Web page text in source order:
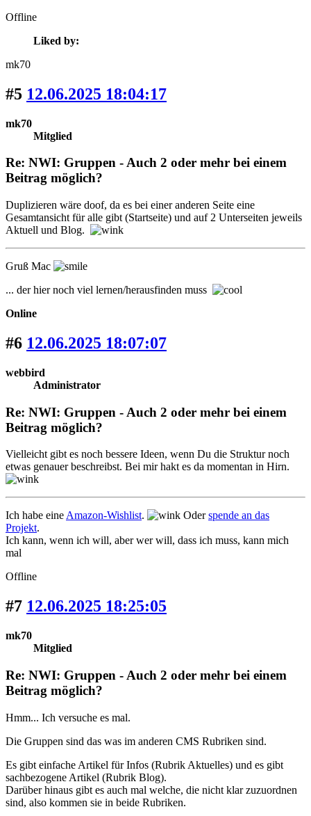
Offline
Liked by:
mk70
#5 12.06.2025 18:04:17
mk70
Mitglied
Re: NWI: Gruppen - Auch 2 oder mehr bei einem
Beitrag möglich?
Duplizieren wäre doof, da es bei einer anderen Seite eine
Gesamtansicht für alle gibt (Startseite) und auf 2 Unterseiten jeweils
Aktuell und Blog.
Gruß Mac
... der hier noch viel lernen/herausfinden muss
Online
#6 12.06.2025 18:07:07
webbird
Administrator
Re: NWI: Gruppen - Auch 2 oder mehr bei einem
Beitrag möglich?
Vielleicht gibt es noch bessere Ideen, wenn Du die Struktur noch
etwas genauer beschreibst. Bei mir hakt es da momentan in Hirn.
Ich habe eine Amazon-Wishlist. Oderspende an das
Projekt.
Ich kann, wenn ich will, aber wer will, dass ich muss, kann mich
mal
Offline
#7 12.06.2025 18:25:05
mk70
Mitglied
Re: NWI: Gruppen - Auch 2 oder mehr bei einem
Beitrag möglich?
Hmm... Ich versuche es mal.
Die Gruppen sind das was im anderen CMS Rubriken sind.
Es gibt einfache Artikel für Infos (Rubrik Aktuelles) und es gibt
sachbezogene Artikel (Rubrik Blog).
Darüber hinaus gibt es auch mal welche, die nicht klar zuzuordnen
sind, also kommen sie in beide Rubriken.